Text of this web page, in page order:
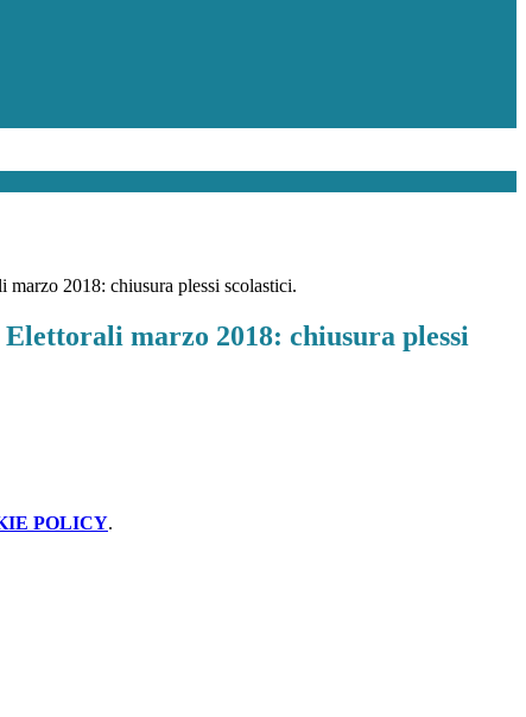
marzo 2018: chiusura plessi scolastici.
marzo 2018: chiusura plessi
POLICY.